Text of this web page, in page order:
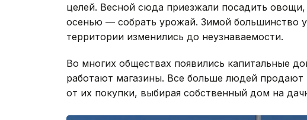
целей. Весной сюда приезжали посадить
осенью — собрать урожай. Зимой большинство
территории изменились до неузнаваемости.
Во многих обществах появились капитальные
работают магазины. Все больше людей продают
от их покупки, выбирая собственный дом на